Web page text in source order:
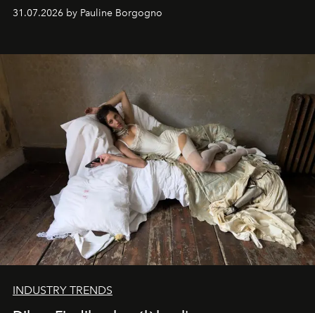
31.07.2026 by Pauline Borgogno
INDUSTRY TRENDS